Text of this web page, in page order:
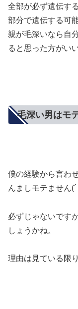
全部が必ず遺伝す
部分で遺伝する可
親が毛深いなら自
ると思った方がい
毛深い男はモ
僕の経験から言わ
んましモテません
必ずじゃないです
しょうかね。
理由は見ている限